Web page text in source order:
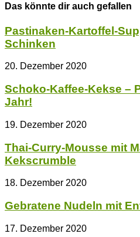
Das könnte dir auch gefallen
Pastinaken-Kartoffel-
Schinken
20. Dezember 2020
Schoko-Kaffee-Kekse –
Jahr!
19. Dezember 2020
Thai-Curry-Mousse mit
Kekscrumble
18. Dezember 2020
Gebratene Nudeln mit
17. Dezember 2020